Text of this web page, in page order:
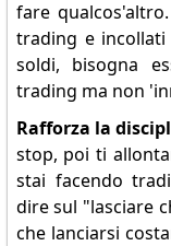
fare
trading e
soldi, bisogna
trading ma non
Rafforza la
stop, poi ti
stai facendo
dire sul "lasciare
che lanciarsi